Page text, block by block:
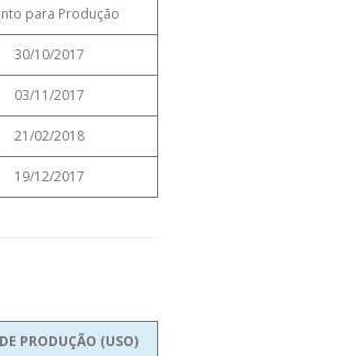
para Produção
30/10/2017
03/11/2017
21/02/2018
19/12/2017
PRODUÇÃO (USO)